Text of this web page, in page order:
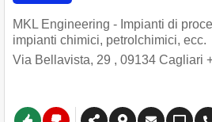
MKL Engineering - Impianti di
impianti chimici, petrolchimici, ecc.
Via Bellavista, 29 , 09134 Cagliari